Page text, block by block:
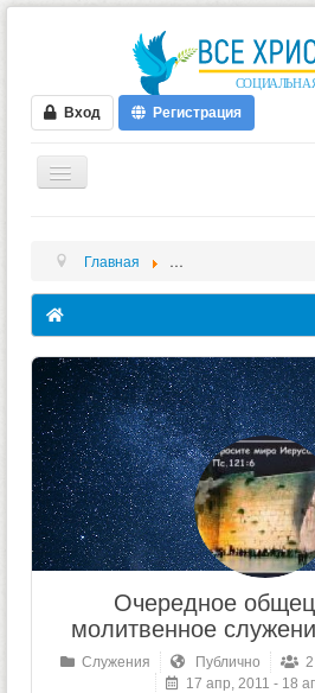
Вход Регистрация
ФОРУМ
ВИДЕО
БЛОГИ
МУЗЫКА
БИБЛИЯ
ОПРОСЫ
НОВОСТИ
Главная Очередное
Очередное
молитвенное
Служения Публично 2
17 апр, 2011 - 18